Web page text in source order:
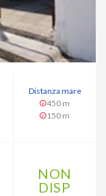
Distanza mare
450 m
150 m
NON
DISP